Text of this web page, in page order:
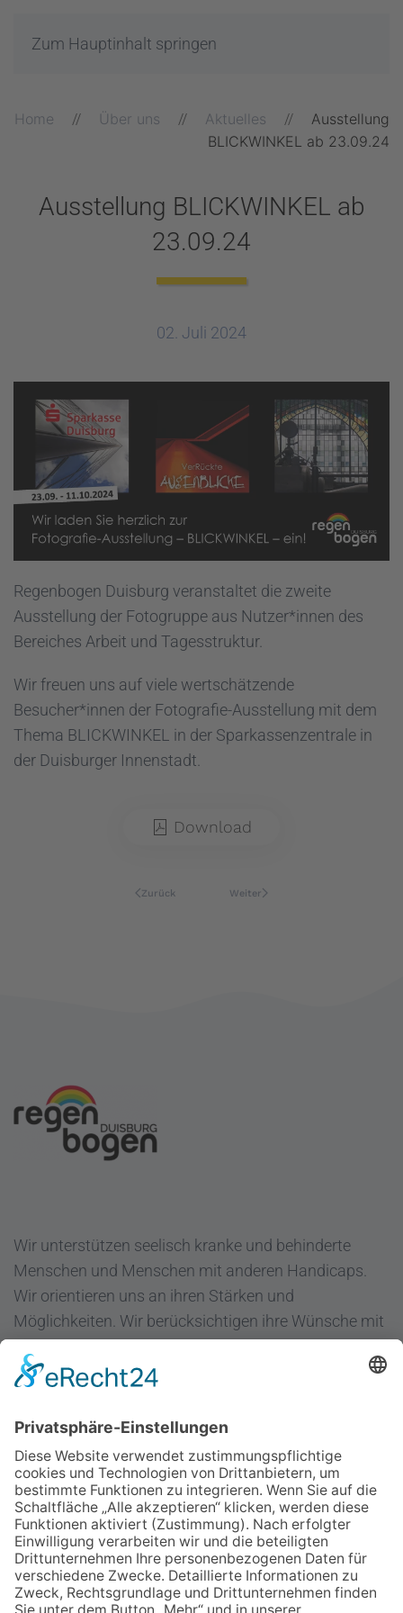
Zum Hauptinhalt springen
Home Über uns Aktuelles
Ausstellung
BLICKWINKEL ab 23.09.24
Ausstellung BLICKWINKEL ab
23.09.24
02. Juli 2024
Regenbogen Duisburg veranstaltet die zweite
Ausstellung der Fotogruppe aus Nutzer*innen des
Bereiches Arbeit und Tagesstruktur.
Wir freuen uns auf viele wertschätzende
Besucher*innen der Fotografie-Ausstellung mit dem
Thema BLICKWINKEL in der Sparkassenzentrale in
der Duisburger Innenstadt.
Download
Zurück Weiter
Wir unterstützen seelisch kranke und behinderte
Menschen und Menschen mit anderen Handicaps.
Wir orientieren uns an ihren Stärken und
Möglichkeiten. Wir berücksichtigen ihre Wünsche mit
dem Ziel "Hilfe zur Selbsthilfe".
Regenbogen Duisburg gGmbH
47051 Duisburg
Telefon 0203/300 36-0
Fax 0203/300 36-20
info@regenbogen-duisburg.de
Facebook